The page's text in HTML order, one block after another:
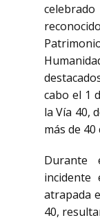
cabo el 1
la Vía 40,
más de
Durante
atrapada
40,